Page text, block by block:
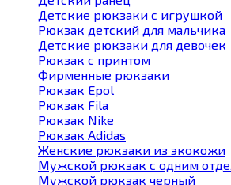
Детские рюкзаки с игрушкой
Рюкзак детский для мальчика
Детские рюкзаки для девочек
Рюкзак с принтом
Фирменные рюкзаки
Рюкзак Epol
Рюкзак Fila
Рюкзак Nike
Рюкзак Adidas
Женские рюкзаки из экокожи
Мужской рюкзак с одним
Мужской рюкзак черный